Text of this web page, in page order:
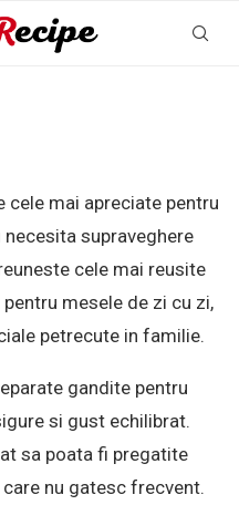
cele mai apreciate pentru
supraveghere
cele mai reusite
mesele de zi cu zi,
petrecute in familie.
gandite pentru
si gust echilibrat.
sa poata fi pregatite
nu gatesc frecvent.